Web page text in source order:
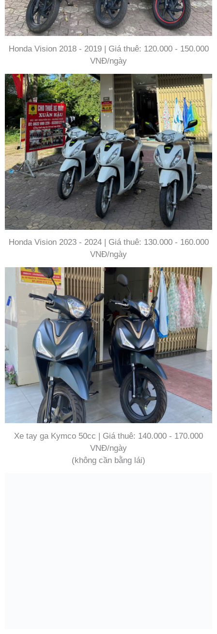
Honda Vision 2018 - 2019 | Giá thuê: 120.000 - 150.000
VNĐ/ngày
Honda Vision 2023 - 2024 | Giá thuê: 130.000 - 160.000
VNĐ/ngày
Xe tay ga Kymco 50cc | Giá thuê: 140.000 - 170.000
VNĐ/ngày
(không cần bằng lái)